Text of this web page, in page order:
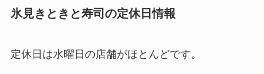
氷見きときと寿司の定休日情報
定休日は水曜日の店舗がほとんどです。